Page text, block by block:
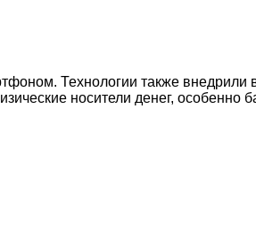
Технологии также внедрили
носители денег, особенно